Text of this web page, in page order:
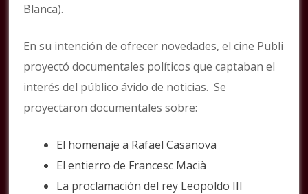
Blanca).
En su intención de ofrecer novedades, el cine Publi
proyectó documentales políticos que captaban el
interés del público ávido de noticias. Se
proyectaron documentales sobre:
El homenaje a Rafael Casanova
El entierro de Francesc Macià
La proclamación del rey Leopoldo III